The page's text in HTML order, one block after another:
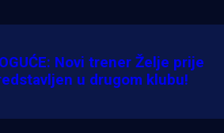
u Bundesligu? Dva
Novi trener Želje prije
u drugom klubu!